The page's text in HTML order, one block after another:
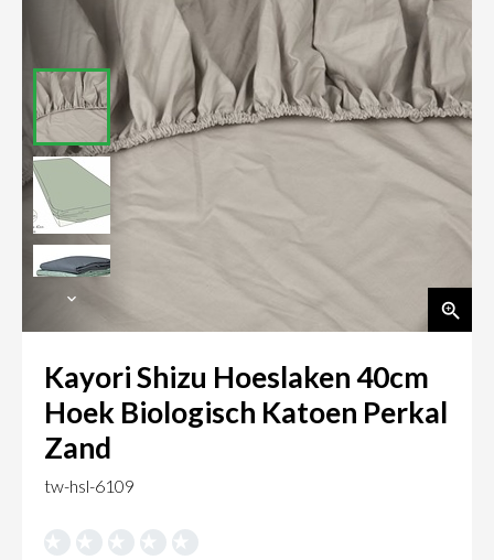
Kayori Shizu Hoeslaken 40cm
Hoek Biologisch Katoen Perkal
Zand
tw-hsl-6109